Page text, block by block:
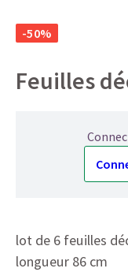
-50%
Feuilles
lot de 6 feuilles
longueur 86 cm